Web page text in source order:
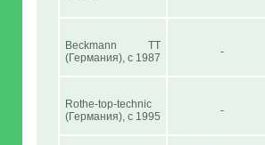
Beckmann TT
(Германия), с 1987
-
Rothe-top-technic
(Германия), с 1995
-